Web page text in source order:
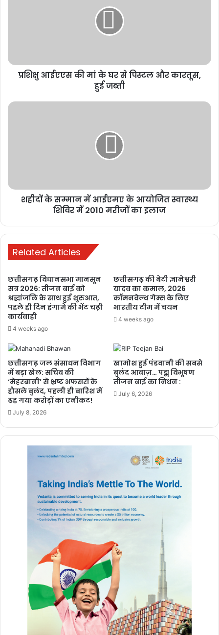
निकासी के लिए तीस बड़े नाले का निर्माण किया गया है, वे भी पानी को शहर से बाहर
कर्ज चुकता, फिर भी कब्जे की कार्रवाई! मृतक ऋणकर्ता के परिवार
की प्रताड़ना का मामला सुप्रीम कोर्ट और PMO तक पहुंचा
में सुधार और मंत्री के इस्तीफे की मांग
1 week ago
कर्मचारियों व आमजन परेशान
1 week ago
PM ने ‘मन की बात’ में की कोरबा के जल
बढ़ा भूजल स्तर
नहीं थी। दो वर्ष से यहां नगर निगम के अव्यवस्थित नाला निर्माण और नए बने
मकानों की वजह से अब पानी को शहर से बाहर निकलने का रास्ता नहीं मिल रहा है
और यह पानी अब वार्ड में घुस रहा है।
कोतवाली थाना परिसर में विशाल काय पेड़ तेज बारिश के कारण धराशायी हो गया।
इसके नीचे कई गाड़ियां दब गईं। बारिश के कारण विद्या ज्योति स्कूल, क्राइस्ट
कालेज, निर्मल विद्यालय सहित कई स्कूलों में छुट्टी दे दी गई।
प्रशिक्षु आईएएस की मां के घर से पिस्टल और कारतूस,
हुई जब्ती
शहीदों के सम्मान में आईएमए के आयोजित स्वास्थ्य
शिविर में 2010 मरीजों का इलाज
Related Articles
छत्तीसगढ़ विधानसभा मानसून
सत्र 2026: तीजन बाई को
श्रद्धांजलि के साथ हुई शुरुआत,
पहले ही दिन हंगामे की भेंट चढ़ी
कार्यवाही
4 weeks ago
छत्तीसगढ़ की बेटी ज्ञानेश्वरी
यादव का कमाल, 2026
कॉमनवेल्थ गेम्स के लिए
भारतीय टीम में चयन
4 weeks ago
छत्तीसगढ़ जल संसाधन विभाग
में बड़ा खेल: सचिव की
‘मेहरबानी’ से भ्रष्ट अफसरों के
हौसले बुलंद, पहली ही बारिश में
ढह गया करोड़ों का एनीकट!
July 8, 2026
खामोश हुई पंडवानी की सबसे
बुलंद आवाज़… पद्म विभूषण
तीजन बाई का निधन :
July 6, 2026